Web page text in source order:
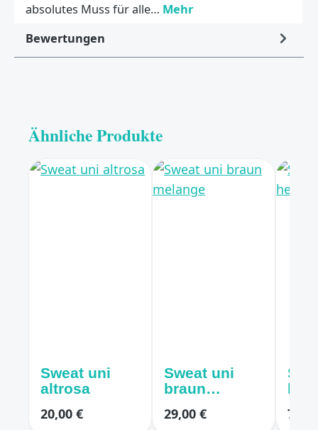
absolutes Muss für alle… Mehr
Bewertungen
Ähnliche Produkte
Sweat uni
altrosa
20,00 €
Sweat uni
braun
29,00 € 7,50